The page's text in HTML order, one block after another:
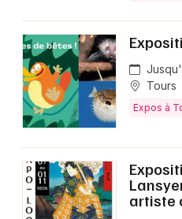
Tours
Expos à
artiste